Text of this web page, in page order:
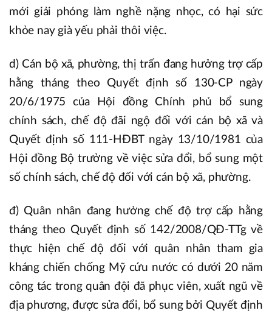
mới giải phóng làm nghề nặng nhọc, có hại sức
khỏe nay già yếu phải thôi việc.
d) Cán bộ xã, phường, thị trấn đang hưởng trợ cấp
hằng tháng theo Quyết định số 130-CP ngày
20/6/1975 của Hội đồng Chính phủ bổ sung
chính sách, chế độ đãi ngộ đối với cán bộ xã và
Quyết định số 111-HĐBT ngày 13/10/1981 của
Hội đồng Bộ trưởng về việc sửa đổi, bổ sung một
số chính sách, chế độ đối với cán bộ xã, phường.
đ) Quân nhân đang hưởng chế độ trợ cấp hằng
tháng theo Quyết định số 142/2008/QĐ-TTg về
thực hiện chế độ đối với quân nhân tham gia
kháng chiến chống Mỹ cứu nước có dưới 20 năm
công tác trong quân đội đã phục viên, xuất ngũ về
địa phương, được sửa đổi, bổ sung bởi Quyết định